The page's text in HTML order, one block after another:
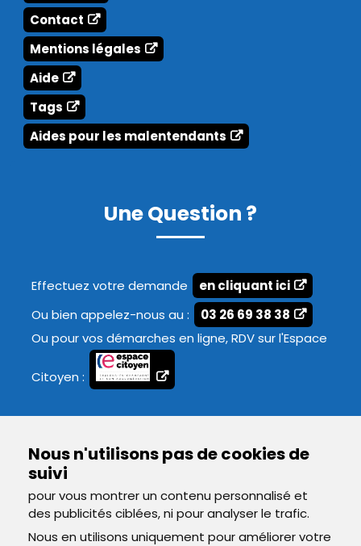
Nous n'utilisons pas de cookies de
suivi
pour vous montrer un contenu personnalisé et
des publicités ciblées, ni pour analyser le trafic.
Nous en utilisons uniquement pour améliorer votre
Contact
Mentions légales
Aide
Tags
Aides pour les malentendants
Une Question ?
Effectuez votre demande
en cliquant ici
Ou bien appelez-nous au :
03 26 69 38 38
Ou pour vos démarches en ligne, RDV sur l'Espace
Citoyen :